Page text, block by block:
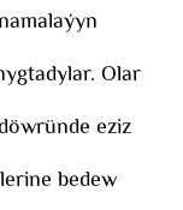
Olar
eziz
bedew